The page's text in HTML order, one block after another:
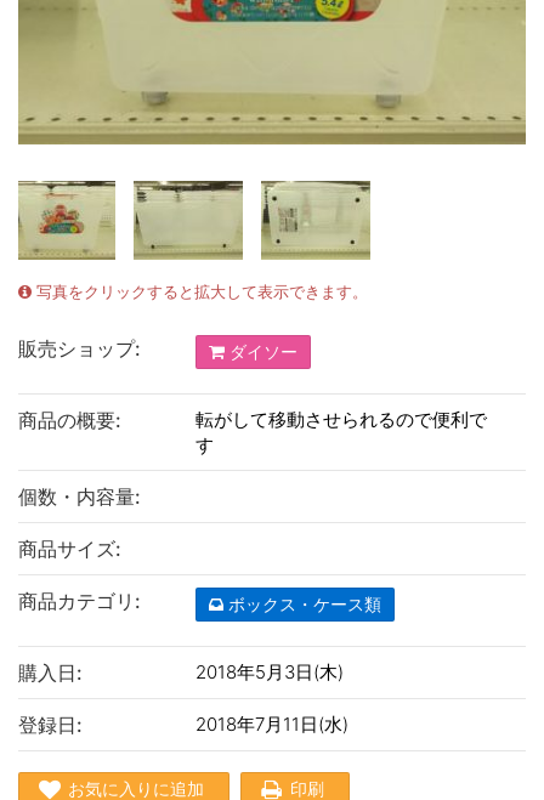
写真をクリックすると拡大して表示できます。
販売ショップ: ダイソー
商品の概要:
転がして移動させられるので便利で
す
個数・内容量:
商品サイズ:
商品カテゴリ: ボックス・ケース類
購入日: 2018年5月3日(木)
登録日: 2018年7月11日(水)
お気に入りに追加 印刷